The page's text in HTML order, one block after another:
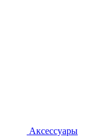
Аксессуары